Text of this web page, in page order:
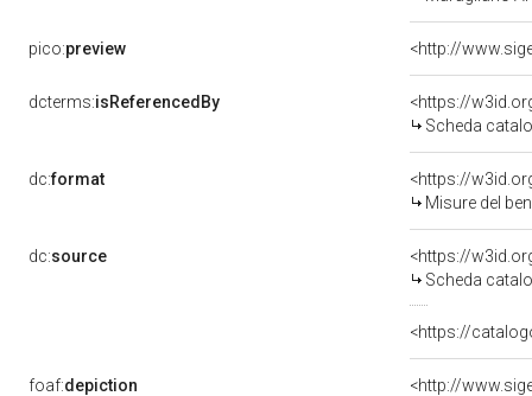
pico:preview
dcterms:isReferencedBy
<https://
Scheda
dc:format
<https://
Misure del
dc:source
<https://
Scheda
<https://
foaf:depiction